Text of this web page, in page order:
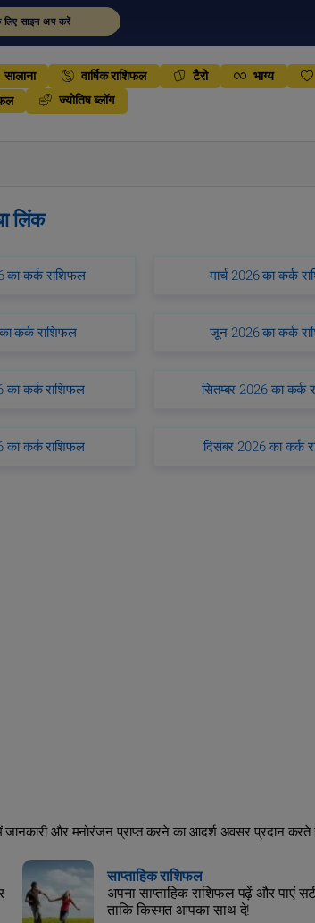
साइन अप करें
सालाना वार्षिक राशिफल टैरो भाग्य
ज्योतिष ब्लॉग
लिंक
का कर्क राशिफल मार्च 2026 का कर्क
कर्क राशिफल जून 2026 का कर्क
कर्क राशिफल सितम्बर 2026 का कर्क
का कर्क राशिफल दिसंबर 2026 का कर्क
और मनोरंजन प्राप्त करने का आदर्श अवसर प्रदान करते
साप्ताहिक राशिफल
अपना साप्ताहिक राशिफल पढ़ें और पाएं
ताकि किस्मत आपका साथ दे!